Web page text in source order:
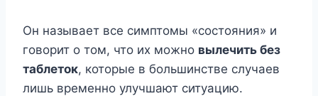
Он называет все симптомы «состояния» и
говорит о том, что их можно вылечить без
таблеток, которые в большинстве случаев
лишь временно улучшают ситуацию.